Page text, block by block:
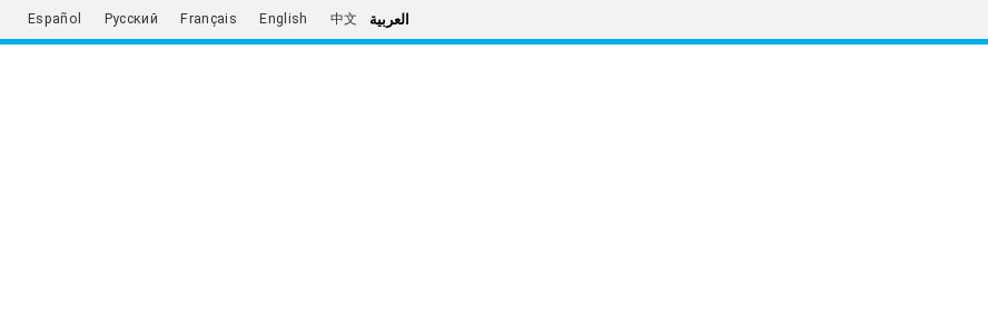
العربية 中文
English
Français
Русский
Español